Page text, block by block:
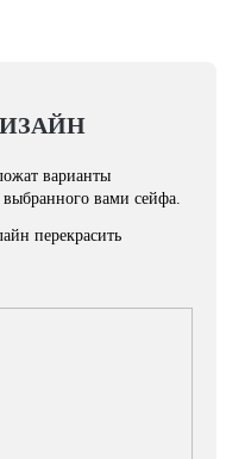
варианты
вами сейфа.
перекрасить